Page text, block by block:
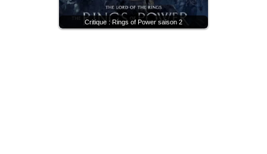
Critique : Rings of Power saison 2